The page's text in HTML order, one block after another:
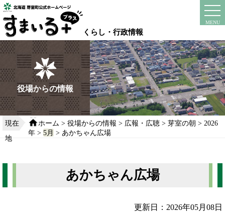
本
文
へ
移
動
る
くらし・行政情報
MENU
instagram
役場からの情報
現在
地
ホーム >役場からの情報 > 広報・広聴 >芽室の朝 > 2026
年 >5月 > あかちゃん広場
あかちゃん広場
更新日：2026年05月08日